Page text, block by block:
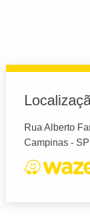
Rua Alberto
Campinas - SP